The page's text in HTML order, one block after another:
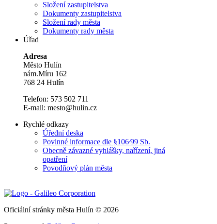
Složení zastupitelstva
Dokumenty zastupitelstva
Složení rady města
Dokumenty rady města
Úřad
Adresa
Město Hulín
nám.Míru 162
768 24 Hulín
Telefon: 573 502 711
E-mail: mesto@hulin.cz
Rychlé odkazy
Úřední deska
Povinné informace dle §106⁄99 Sb.
Obecně závazné vyhlášky, nařízení, jiná
opatření
Povodňový plán města
Oficiální stránky města Hulín © 2026